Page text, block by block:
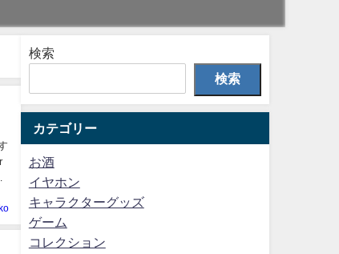
検索
検索
カテゴリー
お酒
イヤホン
キャラクターグッズ
ゲーム
コレクション